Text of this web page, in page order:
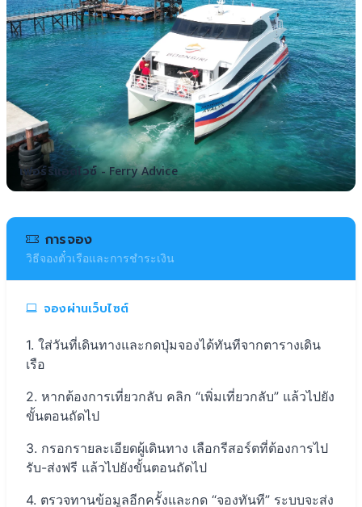
เฟอร์รี่แอดไวซ์ - Ferry Advice
การจอง
วิธีจองตั๋วเรือและการชำระเงิน
จองผ่านเว็บไซต์
ใส่วันที่เดินทางและกดปุ่มจองได้ทันทีจากตารางเดิน
เรือ
หากต้องการเที่ยวกลับ คลิก “เพิ่มเที่ยวกลับ” แล้วไปยัง
ขั้นตอนถัดไป
กรอกรายละเอียดผู้เดินทาง เลือกรีสอร์ตที่ต้องการไป
รับ-ส่งฟรี แล้วไปยังขั้นตอนถัดไป
ตรวจทานข้อมูลอีกครั้งและกด “จองทันที” ระบบจะส่ง